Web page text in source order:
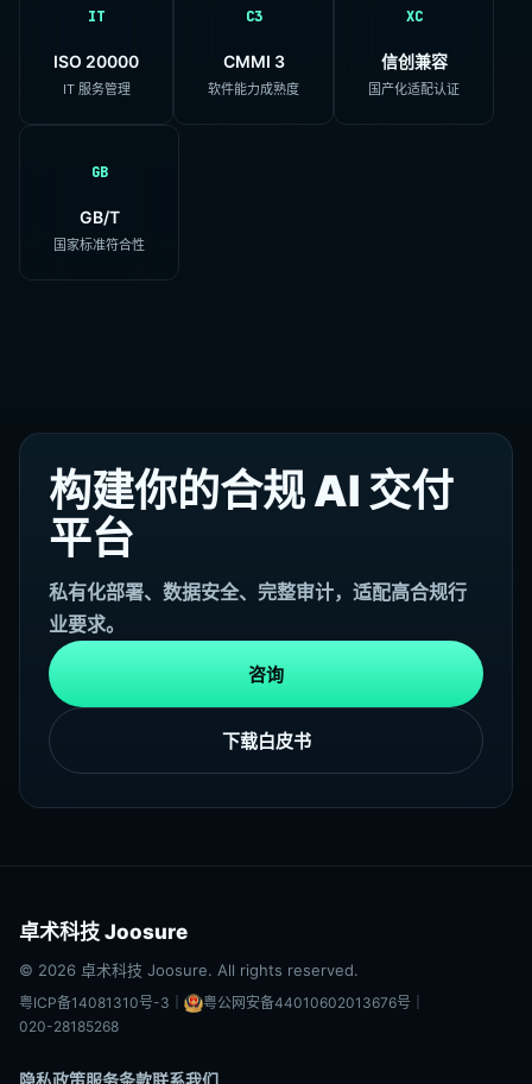
IT
ISO 20000
IT 服务管理
C3
CMMI 3
软件能力成熟度
XC
信创兼容
国产化适配认证
GB
GB/T
国家标准符合性
构建你的合规 AI 交付
平台
私有化部署、数据安全、完整审计，适配高合规行
业要求。
咨询
下载白皮书
卓术科技 Joosure
© 2026 卓术科技 Joosure. All rights reserved.
粤ICP备14081310号-3 粤公网安备44010602013676号
020-28185268
隐私政策服务条款联系我们